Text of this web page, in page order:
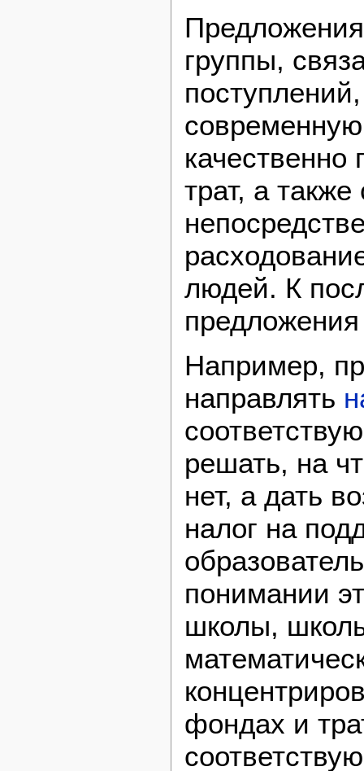
группы,
трат, а
людей. К
предложения
Например,
направлять
решать, на
нет, а дать
налог на
понимании
школы,
фондах и